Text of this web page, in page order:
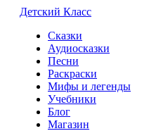
Детский Класс
Сказки
Аудиосказки
Песни
Раскраски
Мифы и легенды
Учебники
Блог
Магазин